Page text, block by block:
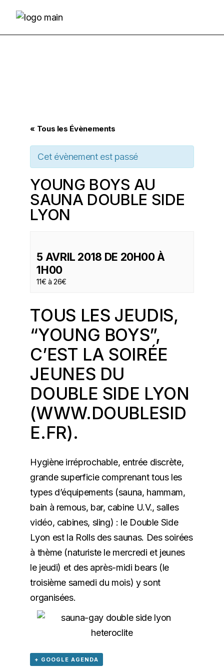
« Tous les Évènements
Cet évènement est passé
YOUNG BOYS AU
SAUNA DOUBLE SIDE
LYON
5 AVRIL 2018 DE 20H00À
1H00
11€ à 26€
TOUS LES JEUDIS,
“YOUNG BOYS”,
C’EST LA SOIRÉE
JEUNES DU
DOUBLE SIDE LYON
(WWW.DOUBLESID
E.FR).
Hygiène irréprochable, entrée discrète,
grande superficie comprenant tous les
types d’équipements (sauna, hammam,
bain à remous, bar, cabine U.V., salles
vidéo, cabines, sling) : le Double Side
Lyon est la Rolls des saunas. Des soirées
à thème (naturiste le mercredi et jeunes
le jeudi) et des après-midi bears (le
troisième samedi du mois) y sont
organisées.
+ GOOGLE AGENDA